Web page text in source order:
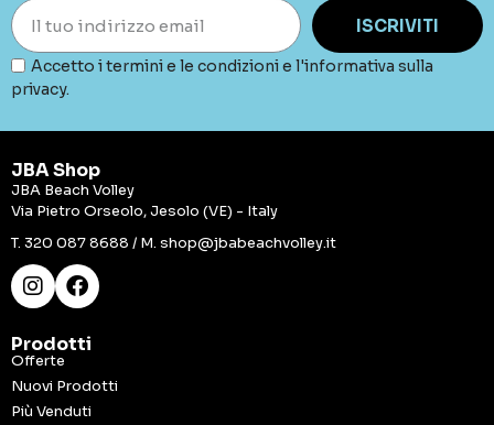
ISCRIVITI
Accetto i termini e le condizioni e l'informativa sulla
privacy.
JBA Shop
JBA Beach Volley
Via Pietro Orseolo, Jesolo (VE) - Italy
T. 320 087 8688 / M. shop@jbabeachvolley.it
Prodotti
Offerte
Nuovi Prodotti
Più Venduti